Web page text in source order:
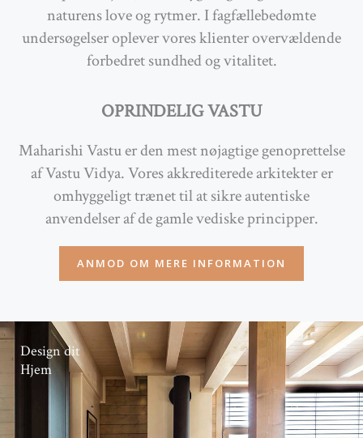
naturens love og rytmer. I fagfællebedømte
undersøgelser oplever vores klienter overvældende
forbedret sundhed og vitalitet.
OPRINDELIG VASTU
Maharishi Vastu er den mest nøjagtige genoprettelse
af Vastu Vidya. Vores akkrediterede arkitekter er
omhyggeligt trænet til at sikre autentiske
anvendelser af de gamle vediske principper.
ANMOD OM MERE INFORMATION
Design dit
Hjem